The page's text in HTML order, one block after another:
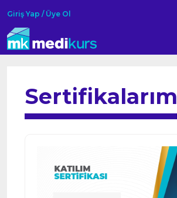
Giriş Yap / Üye Ol
Sertifikalarım